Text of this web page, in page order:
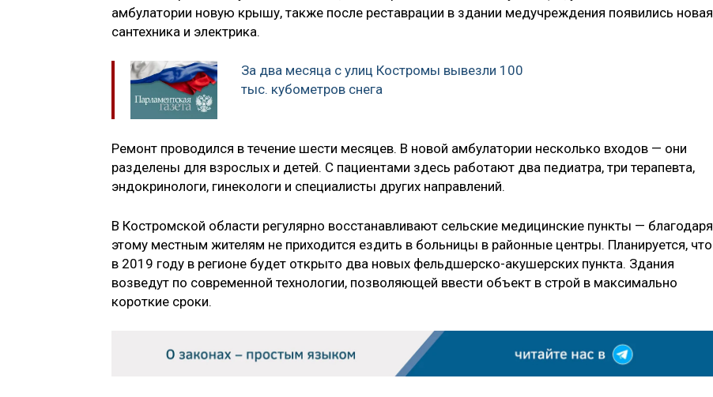
амбулатории новую крышу, также после реставрации в здании медучреждения появились новая
сантехника и электрика.
За два месяца с улиц Костромы вывезли 100
тыс. кубометров снега
Ремонт проводился в течение шести месяцев. В новой амбулатории несколько входов — они
разделены для взрослых и детей. С пациентами здесь работают два педиатра, три терапевта,
эндокринологи, гинекологи и специалисты других направлений.
В Костромской области регулярно восстанавливают сельские медицинские пункты — благодаря
этому местным жителям не приходится ездить в больницы в районные центры. Планируется, что
в 2019 году в регионе будет открыто два новых фельдшерско-акушерских пункта. Здания
возведут по современной технологии, позволяющей ввести объект в строй в максимально
короткие сроки.